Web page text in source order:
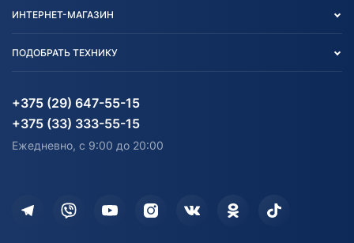
Блог
Карта сайта
Согласие на обработку
Информация до получения
согласия на обработку
Дополнительные услуги
ИНТЕРНЕТ-МАГАЗИН
Агротехника
Водный транспорт
Электротранспорт
ПОДОБРАТЬ ТЕХНИКУ
Агротехника
Электротранспорт
+375 (29) 647-55-15
+375 (33) 333-55-15
Ежедневно, с 9:00 до 20:00